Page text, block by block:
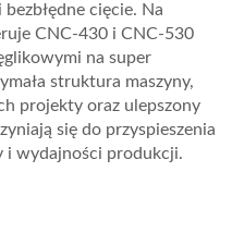
cięcie. Na
CNC-430 i CNC-530
na super
struktura maszyny,
projekty oraz ulepszony
się do przyspieszenia
i wydajności produkcji.